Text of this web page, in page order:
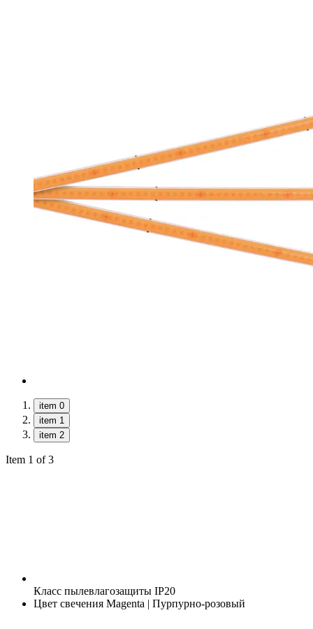
item 0
item 1
item 2
Item 1 of 3
Класс пылевлагозащиты IP20
Цвет свечения Magenta | Пурпурно-розовый